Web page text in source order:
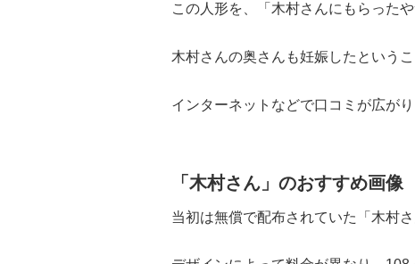
この人形を、「木村さんにもらった
木村さんの奥さんも妊娠したという
インターネットなどで口コミが広が
「木村さん」のおすすめ画像
当初は無償で配布されていた「木村